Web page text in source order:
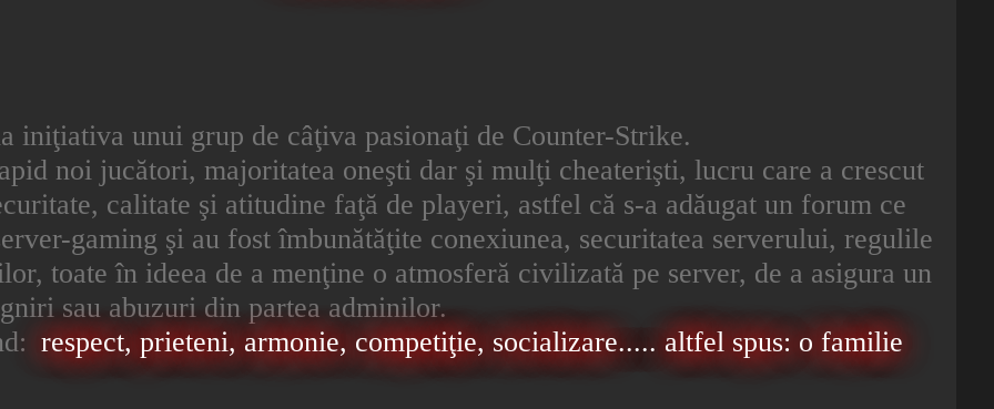
iniţiativa unui grup de câţiva pasionaţi de Counter-Strike.
noi jucători, majoritatea oneşti dar şi mulţi cheaterişti, lucru care a crescut
calitate şi atitudine faţă de playeri, astfel că s-a adăugat un forum ce
gaming şi au fost îmbunătăţite conexiunea, securitatea serverului, regulile
toate în ideea de a menţine o atmosferă civilizată pe server, de a asigura un
sau abuzuri din partea adminilor.
respect, prieteni, armonie, competiţie, socializare..... altfel spus: o familie